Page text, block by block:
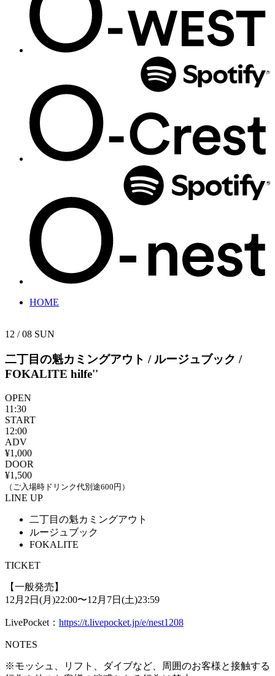
HOME
12 / 08 SUN
二丁目の魁カミングアウト / ルージュブック /
FOKALITE hilfe''
OPEN
11:30
START
12:00
ADV
¥1,000
DOOR
¥1,500
（ご入場時ドリンク代別途600円）
LINE UP
二丁目の魁カミングアウト
ルージュブック
FOKALITE
TICKET
【一般発売】
12月2日(月)22:00〜12月7日(土)23:59
LivePocket： https://t.livepocket.jp/e/nest1208
NOTES
※モッシュ、リフト、ダイブなど、周囲のお客様と接触する